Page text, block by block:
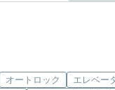
オートロック
エレベー